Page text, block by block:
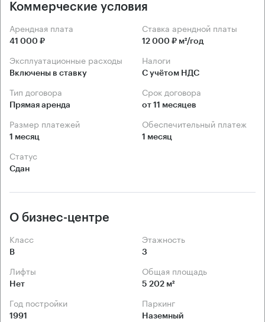
Коммерческие условия
Арендная плата
41 000 ₽
Ставка арендной платы
12 000 ₽ м²/год
Эксплуатационные расходы
Включены в ставку
Налоги
С учётом НДС
Тип договора
Прямая аренда
Срок договора
от 11 месяцев
Размер платежей
1 месяц
Обеспечительный платеж
1 месяц
Статус
Сдан
О бизнес-центре
Класс
B
Этажность
3
Лифты
Нет
Общая площадь
5 202 м²
Год постройки
1991
Паркинг
Наземный